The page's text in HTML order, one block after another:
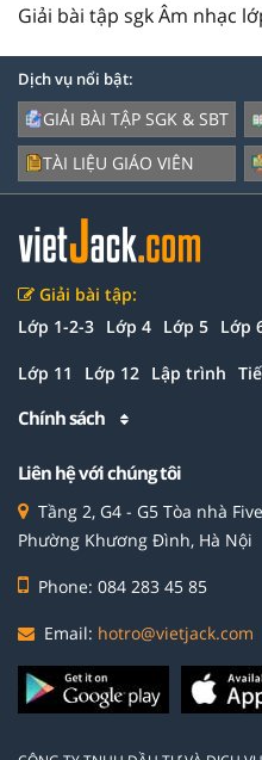
Giải bài tập sgk Âm nhạc
Dịch vụ nổi bật:
GIẢI BÀI TẬP SGK & SBT
TÀI LIỆU GIÁO VIÊN
Giải bài tập:
Lớp 1-2-3 Lớp 4 Lớp 5 Lớp
Lớp 11 Lớp 12 Lập trình
Chính sách
Liên hệ với chúng tôi
Tầng 2, G4 - G5 Tòa nhà
Phường Khương Đình, Hà Nội
Phone: 084 283 45 85
Email: hotro@vietjack.com